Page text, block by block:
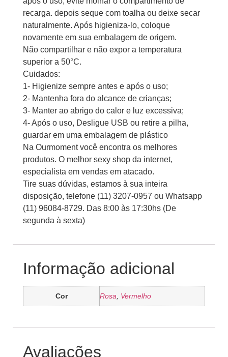
recarga. depois seque com toalha ou deixe secar
naturalmente. Após higieniza-lo, coloque
novamente em sua embalagem de origem.
Não compartilhar e não expor a temperatura
superior a 50°C.
Cuidados:
1- Higienize sempre antes e após o uso;
2- Mantenha fora do alcance de crianças;
3- Manter ao abrigo do calor e luz excessiva;
4- Após o uso, Desligue USB ou retire a pilha,
guardar em uma embalagem de plástico
Na Ourmoment você encontra os melhores
produtos. O melhor sexy shop da internet,
especialista em vendas em atacado.
Tire suas dúvidas, estamos à sua inteira
disposição, telefone (11) 3207-0957 ou Whatsapp
(11) 96084-8729. Das 8:00 às 17:30hs (De
segunda à sexta)
Informação adicional
Cor Rosa Vermelho
Avaliações